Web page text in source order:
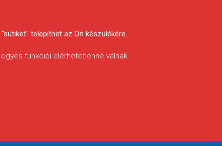
telepíthet az Ön készülékére.
funkciói elérhetetlenné válnak.